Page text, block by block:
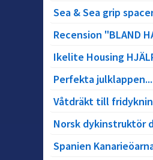
Sea & Sea grip
Recension "BLAND
Ikelite Housing
Perfekta
Våtdräkt till
Norsk dykinstruktör
Spanien